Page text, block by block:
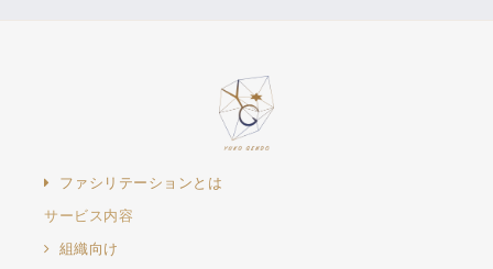
ファシリテーションとは
サービス内容
組織向け